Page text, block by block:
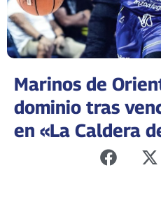
Marinos de
dominio tras
en «La Caldera